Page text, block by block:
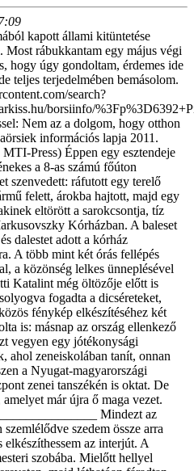
kapott állami kitüntetése
Most rábukkantam egy május végi
hogy úgy gondoltam, érdemes ide
teljes terjedelmében bemásolom.
search?
borsiinfo/
Nem az a dolgom, hogy otthon
információs lapja 2011.
Press) Éppen egy esztendeje
a 8-as számú főúton
szenvedett: ráfutott egy terelő
felett, árokba hajtott, majd egy
eltörött a sarokcsontja, tíz
Kórházban. A baleset
dalestet adott a kórház
A több mint két órás fellépés
a közönség lelkes ünneplésével
Katalint még öltözője előtt is
fogadta a dicséreteket,
fénykép elkészítéséhez két
is: másnap az ország ellenkező
vegyen egy jótékonysági
ahol zeneiskolában tanít, onnan
a Nyugat-magyarországi
zenei tanszékén is oktat. De
már újra ő maga vezet.
Mindezt az
szedem össze arra
az interjút. A
szobába. Mielőtt hellyel